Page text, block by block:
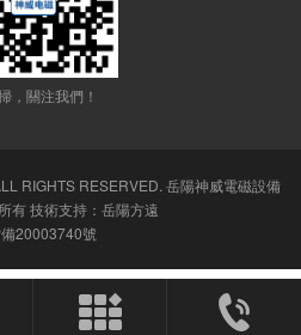
，關注我們！
RIGHTS RESERVED. 岳陽神威電磁設備
有 技術支持： 岳陽方遠
20003740號